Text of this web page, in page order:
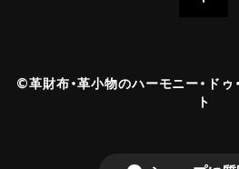
©︎革財布・革小物のハーモニー・ド
ト